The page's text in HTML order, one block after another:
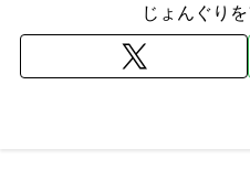
じょんぐり